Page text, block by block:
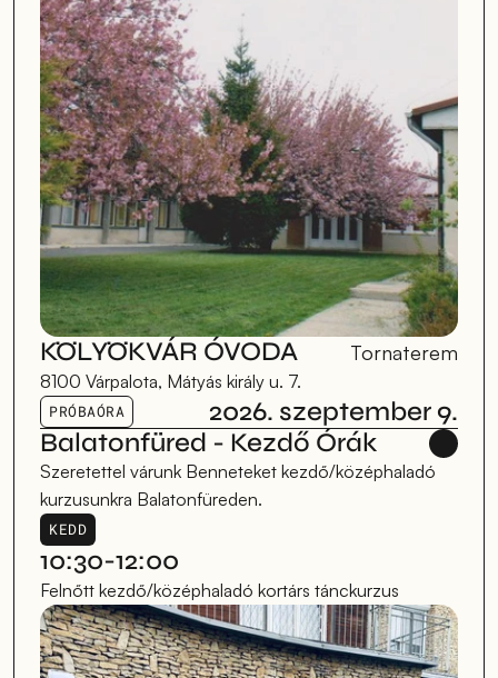
KÖLYÖKVÁR ÓVODA Tornaterem
8100 Várpalota, Mátyás király u. 7.
PRÓBAÓRA
2026. szeptember 9.
Balatonfüred - Kezdő Órák
Szeretettel várunk Benneteket kezdő/középhaladó
kurzusunkra Balatonfüreden.
10:30-12:00
Felnőtt kezdő/középhaladó kortárs tánckurzus
KEDD